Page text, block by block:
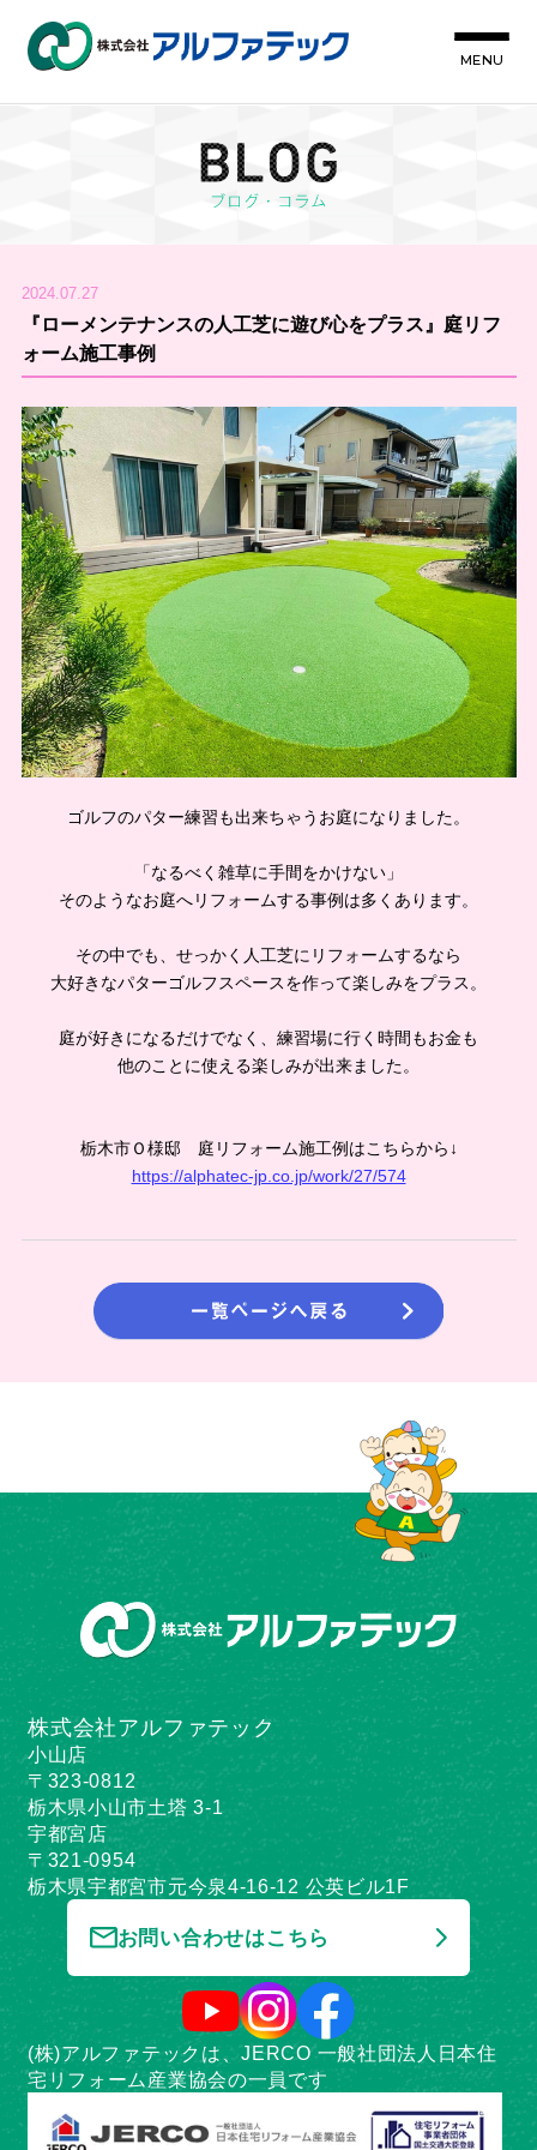
MENU
2024.07.27
『ローメンテナンスの人工芝に遊び心をプラス』庭リフ
ォーム施工事例
ゴルフのパター練習も出来ちゃうお庭になりました。
「なるべく雑草に手間をかけない」
そのようなお庭へリフォームする事例は多くあります。
その中でも、せっかく人工芝にリフォームするなら
大好きなパターゴルフスペースを作って楽しみをプラス。
庭が好きになるだけでなく、練習場に行く時間もお金も
他のことに使える楽しみが出来ました。
栃木市Ｏ様邸 庭リフォーム施工例はこちらから↓
https://alphatec-jp.co.jp/work/27/574
株式会社アルファテック
小山店
〒323-0812
栃木県小山市土塔 3-1
宇都宮店
〒321-0954
栃木県宇都宮市元今泉4-16-12 公英ビル1F
お問い合わせはこちら
(株)アルファテックは、JERCO 一般社団法人日本住
宅リフォーム産業協会の一員です